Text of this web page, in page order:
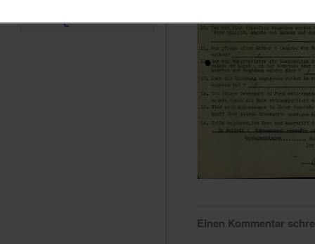
e
Einen Kommentar